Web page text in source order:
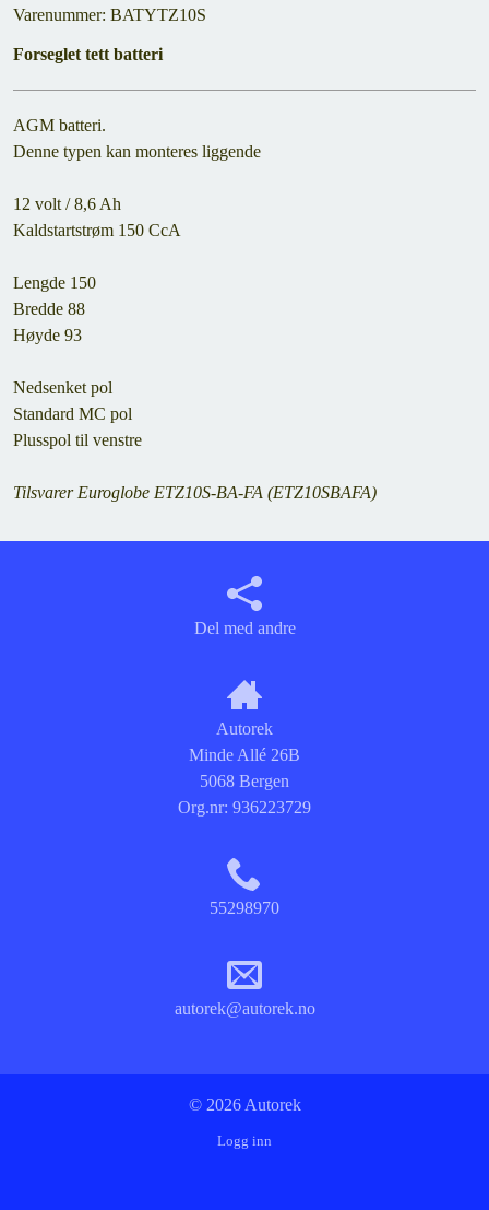
Varenummer: BATYTZ10S
Forseglet tett batteri
AGM batteri.
Denne typen kan monteres liggende
12 volt / 8,6 Ah
Kaldstartstrøm 150 CcA
Lengde 150
Bredde 88
Høyde 93
Nedsenket pol
Standard MC pol
Plusspol til venstre
Tilsvarer Euroglobe ETZ10S-BA-FA (ETZ10SBAFA)
Del med andre
Autorek
Minde Allé 26B
5068 Bergen
Org.nr: 936223729
55298970
autorek@autorek.no
© 2026 Autorek
Logg inn